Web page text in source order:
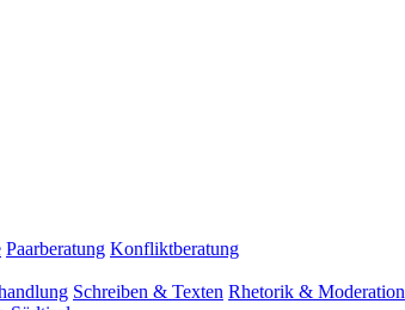
Paarberatung Konfliktberatung
Schreiben & Texten Rhetorik & Moderation